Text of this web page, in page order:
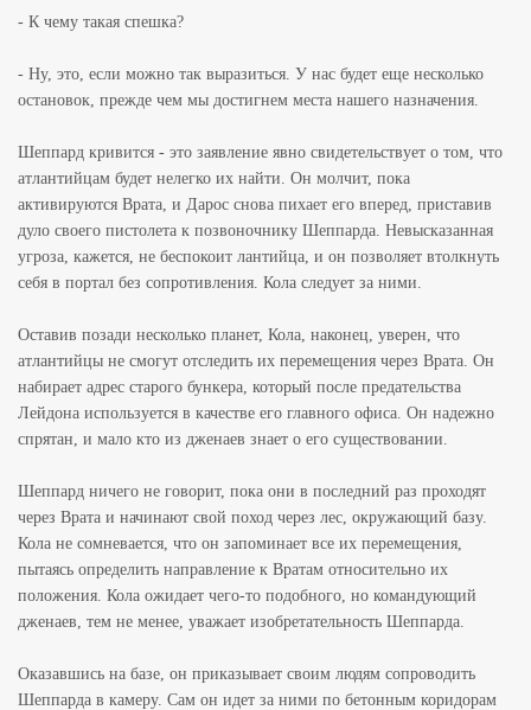
- К чему такая спешка?
- Ну, это, если можно так выразиться. У нас будет еще несколько
остановок, прежде чем мы достигнем места нашего назначения.
Шеппард кривится - это заявление явно свидетельствует о том, что
атлантийцам будет нелегко их найти. Он молчит, пока
активируются Врата, и Дарос снова пихает его вперед, приставив
дуло своего пистолета к позвоночнику Шеппарда. Невысказанная
угроза, кажется, не беспокоит лантийца, и он позволяет втолкнуть
себя в портал без сопротивления. Кола следует за ними.
Оставив позади несколько планет, Кола, наконец, уверен, что
атлантийцы не смогут отследить их перемещения через Врата. Он
набирает адрес старого бункера, который после предательства
Лейдона используется в качестве его главного офиса. Он надежно
спрятан, и мало кто из дженаев знает о его существовании.
Шеппард ничего не говорит, пока они в последний раз проходят
через Врата и начинают свой поход через лес, окружающий базу.
Кола не сомневается, что он запоминает все их перемещения,
пытаясь определить направление к Вратам относительно их
положения. Кола ожидает чего-то подобного, но командующий
дженаев, тем не менее, уважает изобретательность Шеппарда.
Оказавшись на базе, он приказывает своим людям сопроводить
Шеппарда в камеру. Сам он идет за ними по бетонным коридорам